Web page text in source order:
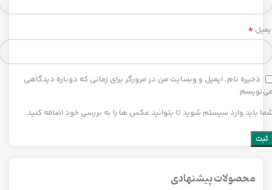
*
ذخیره نام، ایمیل و وبسایت من در مرورگر برای زمانی که دوباره دیدگاهی
باید وارد سیستم شوید تا بتوانید عکس ها را به بررسی خود اضافه کنید.
محصولات پیشنهادی